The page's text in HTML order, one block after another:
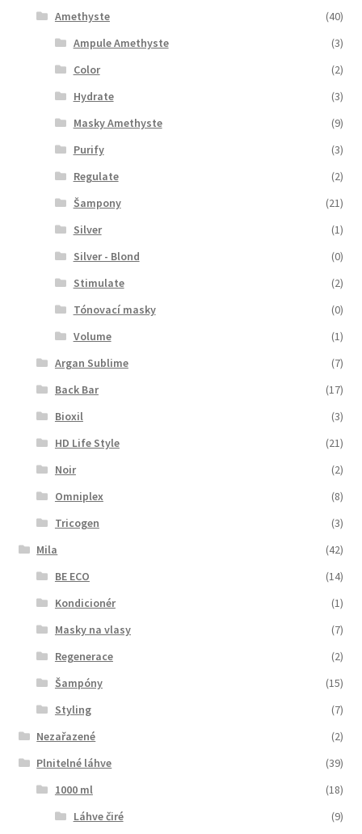
Amethyste
(40)
Ampule Amethyste
(3)
Color
(2)
Hydrate
(3)
Masky Amethyste
(9)
Purify
(3)
Regulate
(2)
Šampony
(21)
Silver
(1)
Silver - Blond
(0)
Stimulate
(2)
Tónovací masky
(0)
Volume
(1)
Argan Sublime
(7)
Back Bar
(17)
Bioxil
(3)
HD Life Style
(21)
Noir
(2)
Omniplex
(8)
Tricogen
(3)
Mila
(42)
BE ECO
(14)
Kondicionér
(1)
Masky na vlasy
(7)
Regenerace
(2)
Šampóny
(15)
Styling
(7)
Nezařazené
(2)
Plnitelné láhve
(39)
1000 ml
(18)
Láhve čiré
(9)